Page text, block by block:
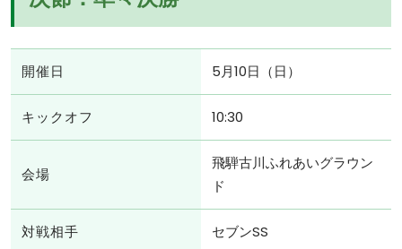
開催日 5月10日（日）
キックオフ 10:30
会場
飛騨古川ふれあいグラウン
ド
対戦相手 セブンSS